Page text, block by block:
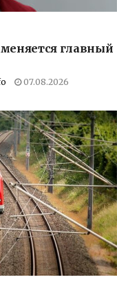
главный
07.08.2026